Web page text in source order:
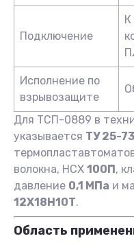
Подключение
К
Исполнение по
взрывозащите
Для ТСП-0889 в
указывается ТУ 25-
волокна, НСХ 100П,
давление 0,1 МПа и
12Х18Н10Т.
Область